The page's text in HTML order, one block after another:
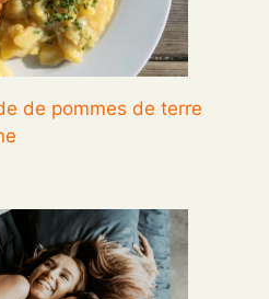
de pommes de terre